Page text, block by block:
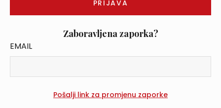
Zaboravljena zaporka?
EMAIL